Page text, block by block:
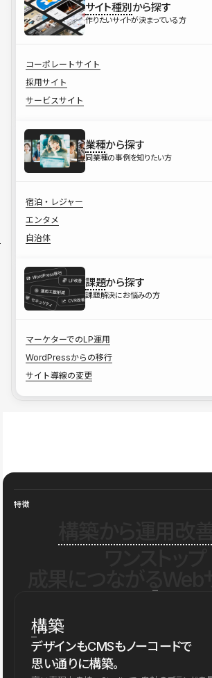
サイト種別から探す
作りたいサイトが決まっている方
コーポレートサイト
採用サイト
サービスサイト
業種から探す
同業種の事例を知りたい方
宿泊・レジャー
エンタメ
自治体
課題から探す
課題解決にお悩みの方
マーケターでのLP運用
WordPressからの移行
サイト導線の変更
特徴
構築
デザインもCMSもノーコードで
思い通りに構築。